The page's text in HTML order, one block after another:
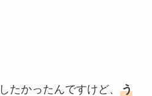
たかったんですけど、 う